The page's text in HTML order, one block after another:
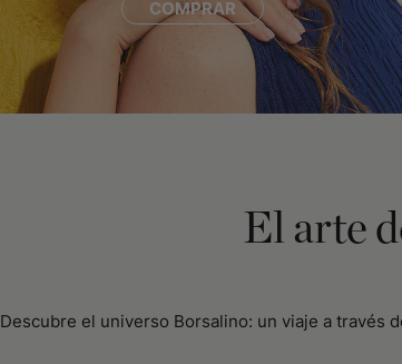
COMPRAR
El arte
Descubre el universo Borsalino: un viaje a través